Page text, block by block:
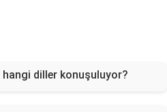
hangi diller konuşuluyor?